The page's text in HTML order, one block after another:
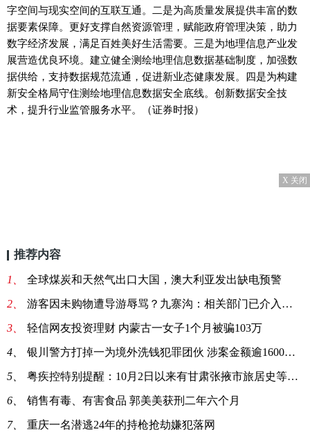
字空间与现实空间的互联互通。二是为高质量发展提供丰富的数
据要素保障。更好支撑自然资源管理，赋能政府管理决策，助力
数字经济发展，满足百姓美好生活需要。三是为地理信息产业发
展营造优良环境。建立健全测绘地理信息数据基础制度，加强数
据供给，支持数据规范流通，促进新业态健康发展。四是为构建
新安全格局守住测绘地理信息数据安全底线。创新数据安全技
术，提升行业监管服务水平。（证券时报）
X 关闭
推荐内容
1、 全球煤炭和天然气出口大国，澳大利亚发出缺电预警
2、 游客因未购物遭导游辱骂？九寨沟：相关部门已介入调查
3、 轻信网友投资理财 内蒙古一女子1个月被骗103万
4、 银川警方打掉一为境外洗钱犯罪团伙 涉案金额逾1600万元
5、 粤疾控特别提醒：10月2日以来有甘肃张掖市旅居史等4类人
6、 销售有毒、有害食品 郭美美获刑二年六个月
7、 重庆一名潜逃24年的持枪抢劫嫌犯落网